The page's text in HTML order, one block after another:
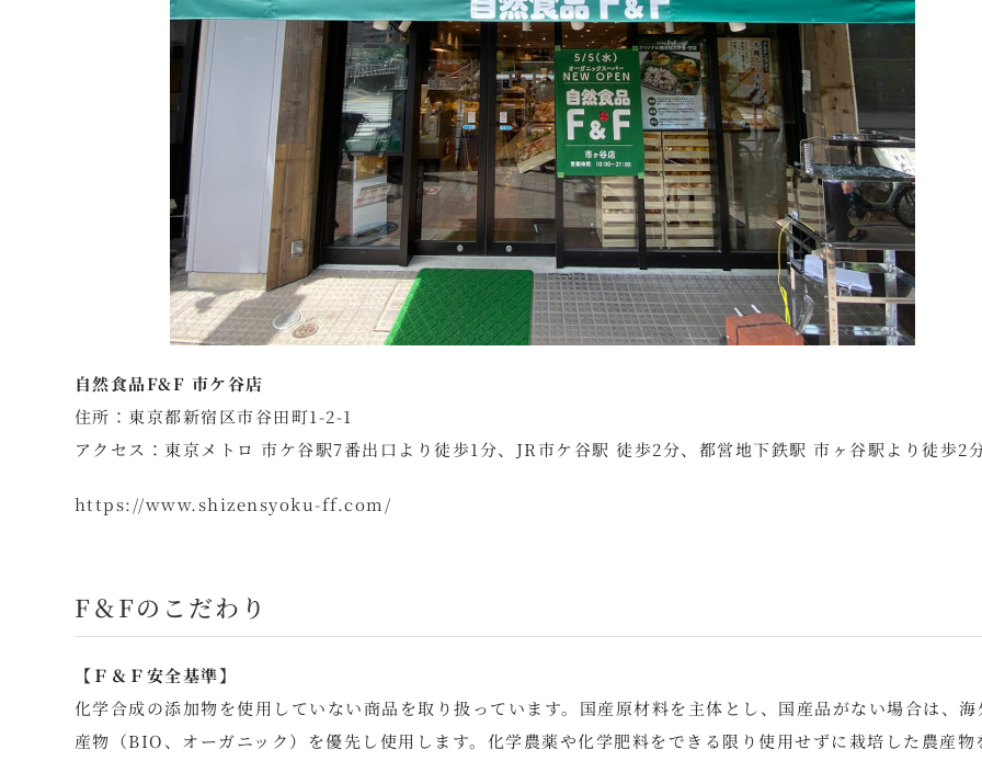
自然食品F&F 市ケ谷店
住所：東京都新宿区市谷田町1-2-1
アクセス：東京メトロ 市ケ谷駅7番出口より徒歩1分、JR市ケ谷駅 徒歩2分、都営地下鉄駅 市ヶ谷駅より徒歩2
https://www.shizensyoku-ff.com/
F＆Fのこだわり
【Ｆ＆Ｆ安全基準】
化学合成の添加物を使用していない商品を取り扱っています。国産原材料を主体とし、国産品がない場合は、海
産物（BIO、オーガニック）を優先し使用します。化学農薬や化学肥料をできる限り使用せずに栽培した農産物